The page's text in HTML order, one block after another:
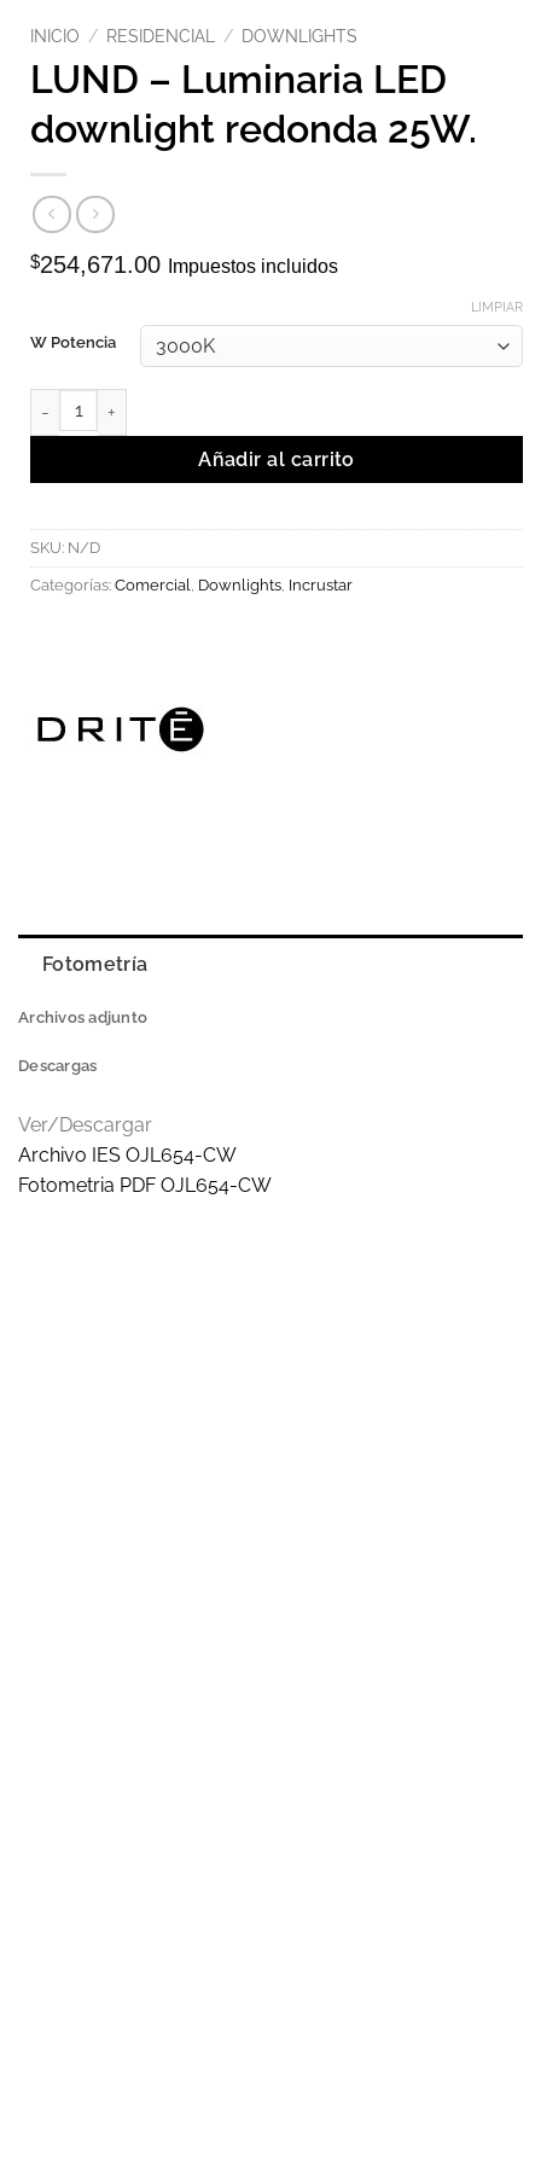
INICIO / RESIDENCIAL / DOWNLIGHTS
LUND – Luminaria LED
downlight redonda 25W.
$254,671.00 Impuestos incluidos
W Potencia
LIMPIAR
LUND - Luminaria LED downlight redonda 25W. cantidad
Añadir al carrito
SKU: N/D
Categorías: Comercial, Downlights, Incrustar
Fotometría
Archivos adjunto
Descargas
Ver/Descargar
Archivo IES OJL654-CW
Fotometria PDF OJL654-CW